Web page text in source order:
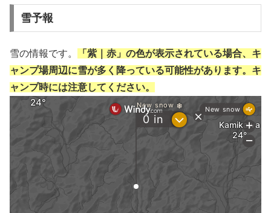
雪予報
雪の情報です。
「紫｜赤」の色が表示されている場合、キ
ャンプ場周辺に雪が多く降っている可能性があります。キ
ャンプ時には注意してください。